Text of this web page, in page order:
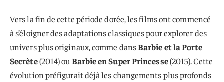
Vers la fin de cette période dorée, les films ont commencé
à s’éloigner des adaptations classiques pour explorer des
univers plus originaux, comme dansBarbie et la Porte
Secrète(2014) ou Barbie en Super Princesse(2015). Cette
évolution préfigurait déjà les changements plus profonds